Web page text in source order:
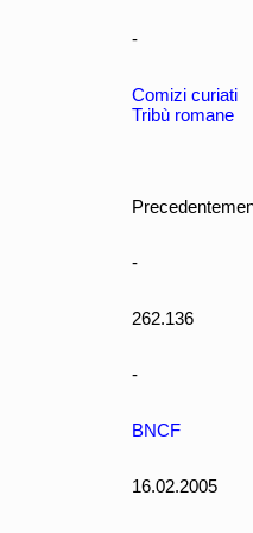
-
Comizi curiati
Tribù romane
-
262.136
-
BNCF
16.02.2005